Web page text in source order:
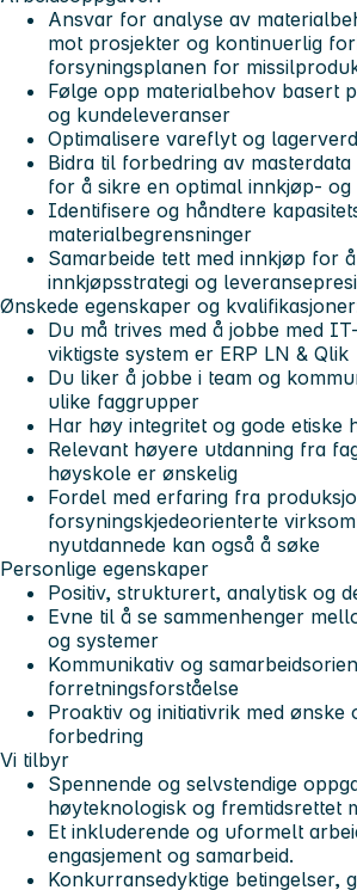
Ansvar for analyse av
mot prosjekter og kontinuerlig
forsyningsplanen for
Følge opp materialbehov basert
og kundeleveranser
Optimalisere vareflyt og
Bidra til forbedring av
for å sikre en optimal innkjøp- og
Identifisere og håndtere
materialbegrensninger
Samarbeide tett med innkjøp for
innkjøpsstrategi og
Ønskede egenskaper og
Du må trives med å jobbe med
viktigste system er ERP LN & Qlik
Du liker å jobbe i team og
ulike faggrupper
Har høy integritet og gode etiske
Relevant høyere utdanning fra
høyskole er ønskelig
Fordel med erfaring fra
forsyningskjedeorienterte
nyutdannede kan også å søke
Personlige egenskaper
Positiv, strukturert, analytisk og
Evne til å se sammenhenger
og systemer
Kommunikativ og
forretningsforståelse
Proaktiv og initiativrik med ønske
forbedring
Vi tilbyr
Spennende og selvstendige
høyteknologisk og fremtidsrettet
Et inkluderende og uformelt
engasjement og samarbeid.
Konkurransedyktige betingelser,